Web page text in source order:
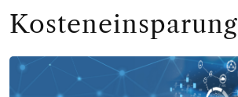
Kosteneinsparung